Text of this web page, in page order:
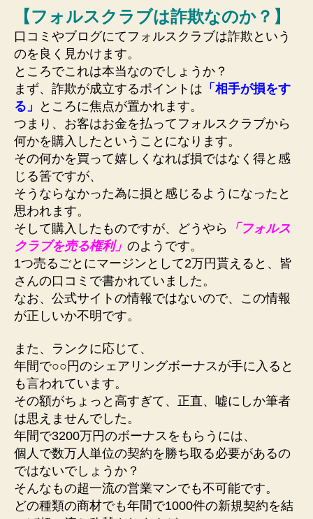
【フォルスクラブは詐欺なのか？】
口コミやブログにてフォルスクラブは詐欺という
のを良く見かけます。
ところでこれは本当なのでしょうか？
まず、詐欺が成立するポイントは 「相手が損をす
る」
ところに焦点が置かれます。
つまり、お客はお金を払ってフォルスクラブから
何かを購入したということになります。
その何かを買って嬉しくなれば損ではなく得と感
じる筈ですが、
そうならなかった為に損と感じるようになったと
思われます。
そして購入したものですが、どうやら
「フォルス
クラブを売る権利」 のようです。
1つ売るごとにマージンとして2万円貰えると、皆
さんの口コミで書かれていました。
なお、公式サイトの情報ではないので、この情報
が正しいか不明です。
また、ランクに応じて、
年間で○○円のシェアリングボーナスが手に入ると
も言われています。
その額がちょっと高すぎて、正直、嘘にしか筆者
は思えませんでした。
年間で3200万円のボーナスをもらうには、
個人で数万人単位の契約を勝ち取る必要があるの
ではないでしょうか？
そんなもの超一流の営業マンでも不可能です。
どの種類の商材でも年間で1000件の新規契約を結